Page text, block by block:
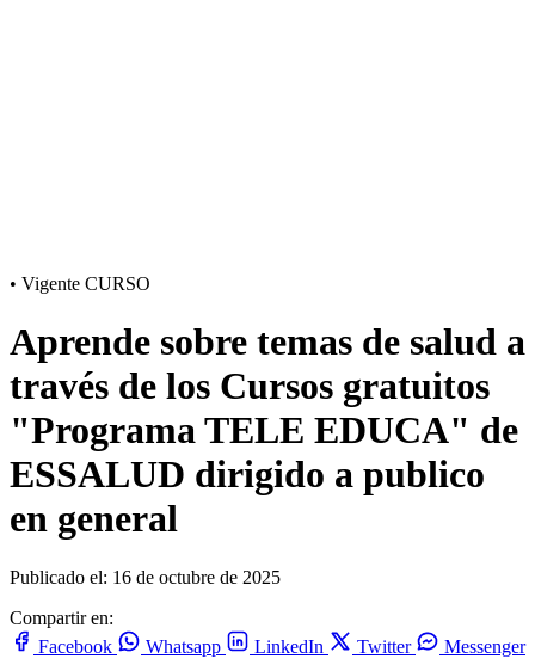
• Vigente CURSO
Aprende sobre temas de salud a
través de los Cursos gratuitos
"Programa TELE EDUCA" de
ESSALUD dirigido a publico
en general
Publicado el: 16 de octubre de 2025
Compartir en:
Facebook
Whatsapp LinkedIn Twitter
Messenger